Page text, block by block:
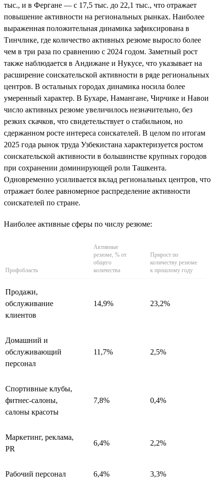
тыс., и в Фергане — с 17,5 тыс. до 22,1 тыс., что отражает
повышение активности на региональных рынках. Наиболее
выраженная положительная динамика зафиксирована в
Тинчлике, где количество активных резюме выросло более
чем в три раза по сравнению с 2024 годом. Заметный рост
также наблюдается в Андижане и Нукусе, что указывает на
расширение соискательской активности в ряде региональных
центров. В остальных городах динамика носила более
умеренный характер. В Бухаре, Намангане, Чирчике и Навои
число активных резюме увеличилось незначительно, без
резких скачков, что свидетельствует о стабильном, но
сдержанном росте интереса соискателей. В целом по итогам
2025 года рынок труда Узбекистана характеризуется ростом
соискательской активности в большинстве крупных городов
при сохранении доминирующей роли Ташкента.
Одновременно усиливается вклад региональных центров, что
отражает более равномерное распределение активности
соискателей по стране.
Наиболее активные сферы по числу резюме:
Профобласть
Активные
резюме, % от
общего
количества
Прирост по
количеству резюме
к прошлому году
Продажи,
обслуживание
клиентов
14,9% 23,2%
Домашний и
обслуживающий
персонал
11,7% 2,5%
Спортивные клубы,
фитнес-салоны,
салоны красоты
7,8% 0,4%
Маркетинг, реклама,
PR
6,4% 2,2%
Рабочий персонал 6,4% 3,3%